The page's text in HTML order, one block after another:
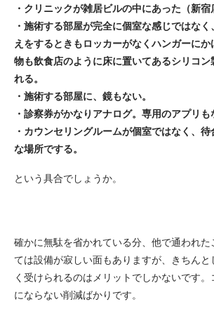
・クリニックが雑居ビルの中にあった（新宿
・施術する部屋が完全に個室な感じではな
えをするときもロッカーがなくハンガーに
物も飲食店のように床に置いてあるシリコ
れる。
・施術する部屋に、鏡もない。
・診察券がかなりアナログ。専用のアプリも
・カウンセリングルームが個室ではなく、
な場所でする。
という具合でしょうか。
確かに無駄を省かれている分、他で通われた
ては設備が寂しい面もありますが、きちん
く受けられるのはメリットでしかないです
にならない削減ばかりです。